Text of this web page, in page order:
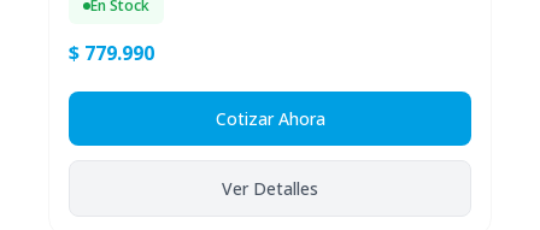
En Stock
$ 779.990
Cotizar Ahora
Ver Detalles